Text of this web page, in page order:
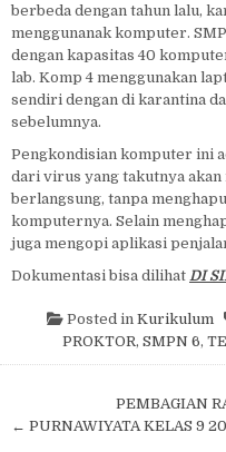
berbeda dengan tahun lalu,
menggunanak komputer.
dengan kapasitas 40
lab. Komp 4 menggunakan
sendiri dengan di karantina
sebelumnya.
Pengkondisian komputer ini
dari virus yang takutnya akan
berlangsung, tanpa
komputernya. Selain
juga mengopi aplikasi
Dokumentasi bisa dilihat DI
Posted in Kurikulum
PROKTOR, SMPN 6,
Post navigation
PEMBAGIAN
← PURNAWIYATA KELAS 9